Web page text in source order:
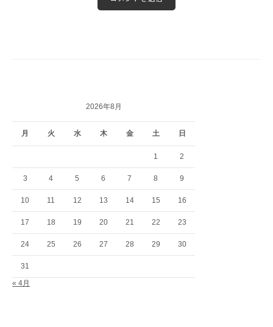
2026年8月
月 火 水 木 金 土 日
1 2
3 4 5 6 7 8 9
10 11 12 13 14 15 16
17 18 19 20 21 22 23
24 25 26 27 28 29 30
31
« 4月